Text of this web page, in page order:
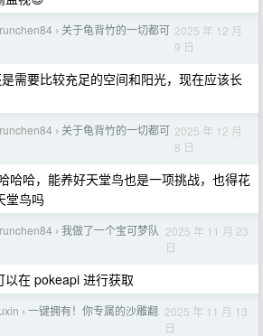
› 关于龟背竹的一切都可 2025 年 12 月
9 日
需要比较充足的空间和阳光，现在应该长
› 关于龟背竹的一切都可 2025 年 12 月
8 日
哈哈，能养好天堂鸟也是一项挑战，也得花
堂鸟吗
› 我做了一个宝可梦队 2025 年 11 月 23
日
以在 pokeapi 进行获取
› 一键拥有！你专属的沙雕翻 2025 年 11 月 13
日